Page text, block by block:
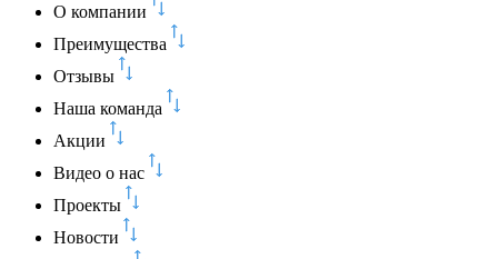
О компании
Преимущества
Отзывы
Наша команда
Акции
Видео о нас
Проекты
Новости